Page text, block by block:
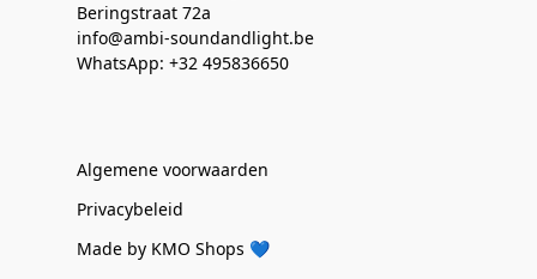
Beringstraat 72a
info@ambi-soundandlight.be
WhatsApp: +32 495836650
Algemene voorwaarden
Privacybeleid
Made by KMO Shops 💙